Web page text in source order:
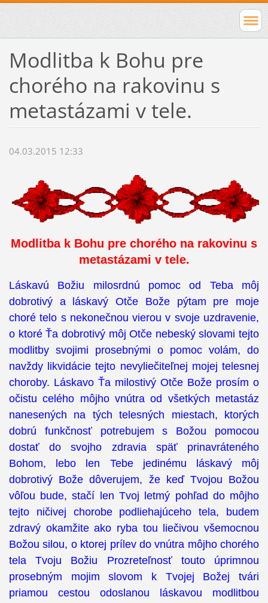
Modlitba k Bohu pre
chorého na rakovinu s
metastázami v tele.
04.03.2015 12:33
Modlitba k Bohu pre chorého na rakovinu s
metastázami v tele.
Láskavú Božiu milosrdnú pomoc od Teba môj
dobrotivý a láskavý Otče Bože pýtam pre moje
choré telo s nekonečnou vierou v svoje uzdravenie,
o ktoré Ťa dobrotivý môj Otče nebeský slovami tejto
modlitby svojimi prosebnými o pomoc volám, do
navždy likvidácie tejto nevyliečiteľnej mojej telesnej
choroby. Láskavo Ťa milostivý Otče Bože prosím o
očistu celého môjho vnútra od všetkých metastáz
nanesených na tých telesných miestach, ktorých
dobrú funkčnosť potrebujem s Božou pomocou
dostať do svojho zdravia späť prinavráteného
Bohom, lebo len Tebe jedinému láskavý môj
dobrotivý Bože dôverujem, že keď Tvojou Božou
vôľou bude, stačí len Tvoj letmý pohľad do môjho
tejto ničivej chorobe podliehajúceho tela, budem
zdravý okamžite ako ryba tou liečivou všemocnou
Božou silou, o ktorej prílev do vnútra môjho chorého
tela Tvoju Božiu Prozreteľnosť touto úprimnou
prosebným mojim slovom k Tvojej Božej tvári
priamou cestou odoslanou láskavou modlitbou